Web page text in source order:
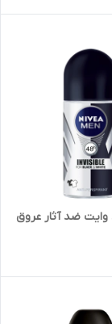
وایت ضد آثار عروق